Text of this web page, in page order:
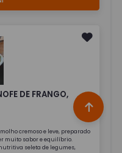
DE FRANGO,
cremoso e leve, preparado
muito sabor e equilíbrio.
seleta de legumes,